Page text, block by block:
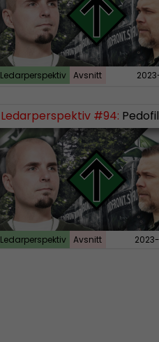
Ledarperspektiv Avsnitt
Ledarperspektiv #94: Pedofiler,
Ledarperspektiv Avsnitt